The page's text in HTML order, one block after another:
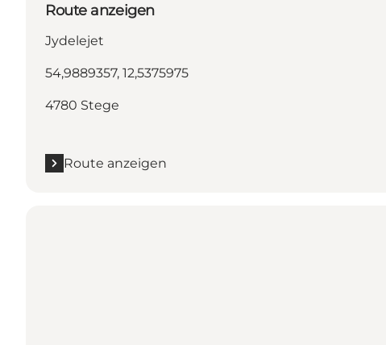
Route anzeigen
Jydelejet
54,9889357, 12,5375975
4780 Stege
Route anzeigen